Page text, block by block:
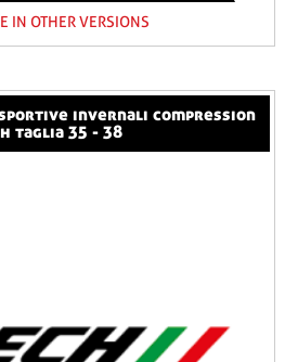
IN OTHER VERSIONS
taglia 35 - 38